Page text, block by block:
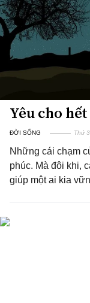
Yêu cho
ĐỜI SỐNG Thứ
Những cái chạm
phúc. Mà đôi khi,
giúp một ai kia